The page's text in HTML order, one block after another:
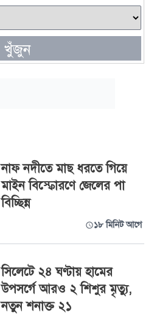
খুঁজুন
নাফ নদীতে মাছ ধরতে গিয়ে
মাইন বিস্ফোরণে জেলের পা
বিচ্ছিন্ন
১৮ মিনিট আগে
সিলেটে ২৪ ঘণ্টায় হামের
উপসর্গে আরও ২ শিশুর মৃত্যু,
নতুন শনাক্ত ২১